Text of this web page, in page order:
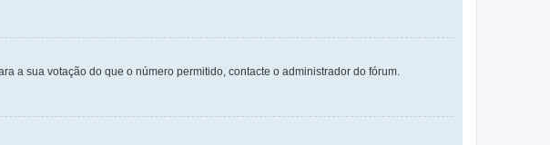
a sua votação do que o número permitido, contacte o administrador do fórum.